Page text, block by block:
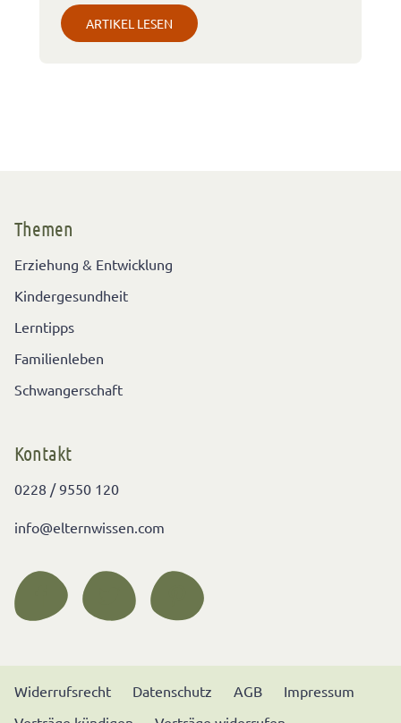
ARTIKEL LESEN
Themen
Erziehung & Entwicklung
Kindergesundheit
Lerntipps
Familienleben
Schwangerschaft
Kontakt
0228 / 9550 120
info@elternwissen.com
Widerrufsrecht Datenschutz AGB
Impressum